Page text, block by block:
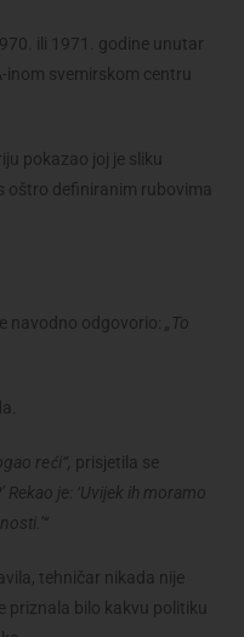
ili 1971. godine unutar
svemirskom centru
pokazao joj je sliku
oštro definiranim rubovima
navodno odgovorio:
„To
reći“, prisjetila se
Rekao je: ‘Uvijek ih moramo
tehničar nikada nije
priznala bilo kakvu politiku